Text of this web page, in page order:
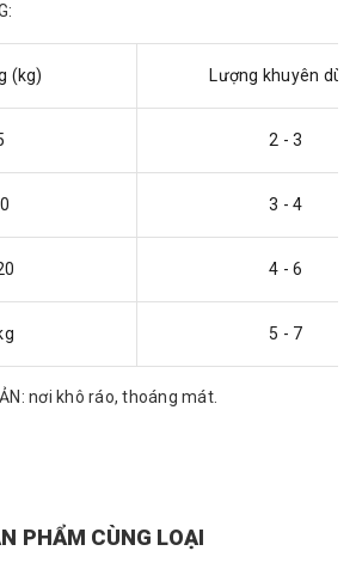
(kg) Lượng khuyên
2 - 3
3 - 4
4 - 6
5 - 7
nơi khô ráo, thoáng mát.
PHẨM CÙNG LOẠI